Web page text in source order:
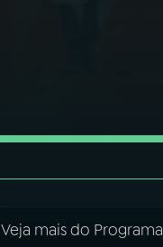
Veja mais do Programa